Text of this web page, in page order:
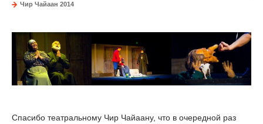
Чир Чайаан 2014
Спасибо театральному Чир Чайаану, что в очередной раз